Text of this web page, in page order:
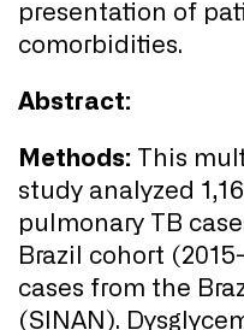
presentation of
comorbidities.
Abstract:
Methods: This
study analyzed
pulmonary TB
Brazil cohort
cases from the
(SINAN).